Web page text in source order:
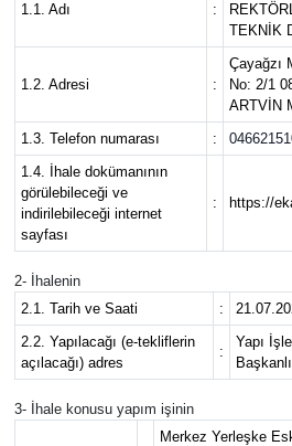
1.1. Adı :
TEKNİK
1.2. Adresi :
Çayağzı
No: 2/1
ARTVİN
1.3. Telefon numarası
:
1.4. İhale dokümanının
görülebileceği ve
indirilebileceği internet
sayfası
: https://
2- İhalenin
2.1. Tarih ve Saati
:
2.2. Yapılacağı (e-tekliflerin
açılacağı) adres
:
Yapı
3- İhale konusu yapım işinin
Merkez Yerleşke